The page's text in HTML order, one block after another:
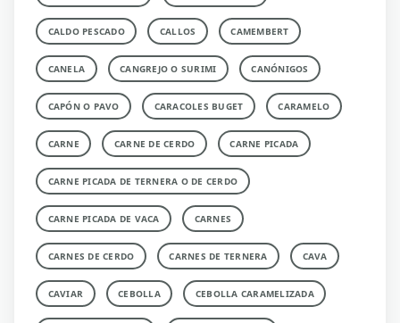
CALDO PESCADO CALLOS CAMEMBERT
CANELA CANGREJO O SURIMI CANÓNIGOS
CAPÓN O PAVO CARACOLES BUGET CARAMELO
CARNE CARNE DE CERDO CARNE PICADA
CARNE PICADA DE TERNERA O DE CERDO
CARNE PICADA DE VACA CARNES
CARNES DE CERDO CARNES DE TERNERA CAVA
CAVIAR CEBOLLA CEBOLLA CARAMELIZADA